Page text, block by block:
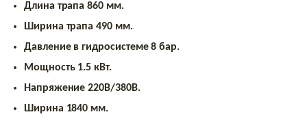
Длина трапа 860 мм.
Ширина трапа 490 мм.
Давление в гидросистеме 8 бар.
Мощность 1.5 кВт.
Напряжение 220В/380В.
Ширина 1840 мм.